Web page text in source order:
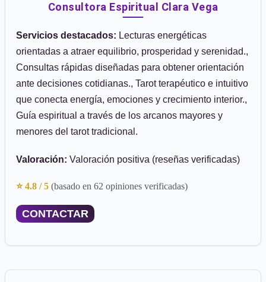
Consultora Espiritual Clara Vega
Servicios destacados: Lecturas energéticas
orientadas a atraer equilibrio, prosperidad y serenidad.,
Consultas rápidas diseñadas para obtener orientación
ante decisiones cotidianas., Tarot terapéutico e intuitivo
que conecta energía, emociones y crecimiento interior.,
Guía espiritual a través de los arcanos mayores y
menores del tarot tradicional.
Valoración: Valoración positiva (reseñas verificadas)
⭐ 4.8 / 5 (basado en 62 opiniones verificadas)
CONTACTAR